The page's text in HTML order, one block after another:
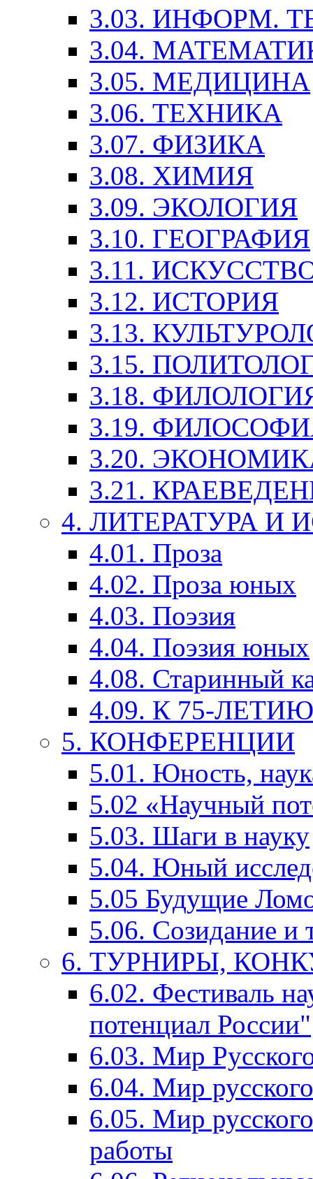
3.03. ИНФОРМ.
3.04.
3.05. МЕДИЦИНА
3.06. ТЕХНИКА
3.07. ФИЗИКА
3.08. ХИМИЯ
3.09. ЭКОЛОГИЯ
3.10. ГЕОГРАФИЯ
3.11.
3.12. ИСТОРИЯ
3.13.
3.15.
3.18.
3.19.
3.20.
3.21.
4. ЛИТЕРАТУРА И
4.01. Проза
4.02. Проза юных
4.03. Поэзия
4.04. Поэзия юных
4.08. Старинный
4.09. К 75-
5. КОНФЕРЕНЦИИ
5.01. Юность,
5.02 «Научный
5.03. Шаги в науку
5.04. Юный
5.05 Будущие
5.06. Созидание и
6. ТУРНИРЫ,
6.02. Фестиваль
потенциал России"
6.03. Мир
6.04. Мир
6.05. Мир
работы